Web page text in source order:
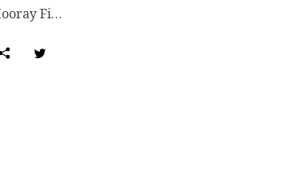
Images Courtesy of Hooray Films. 2020 年春天，因為疫情嚴峻而封...